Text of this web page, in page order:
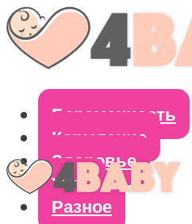
Беременность
Кормление
Здоровье
Уход
Разное